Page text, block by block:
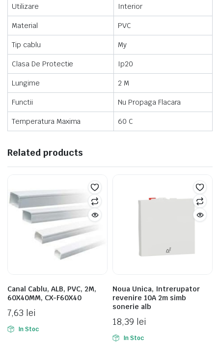
Utilizare Interior
Material PVC
Tip cablu My
Clasa De Protectie Ip20
Lungime 2 M
Functii Nu Propaga Flacara
Temperatura Maxima 60 C
Related products
Canal Cablu, ALB, PVC, 2M,
60X40MM, CX-F60X40
7,63 lei
In Stoc
Noua Unica, Intrerupator
revenire 10A 2m simb
sonerie alb
18,39 lei
In Stoc